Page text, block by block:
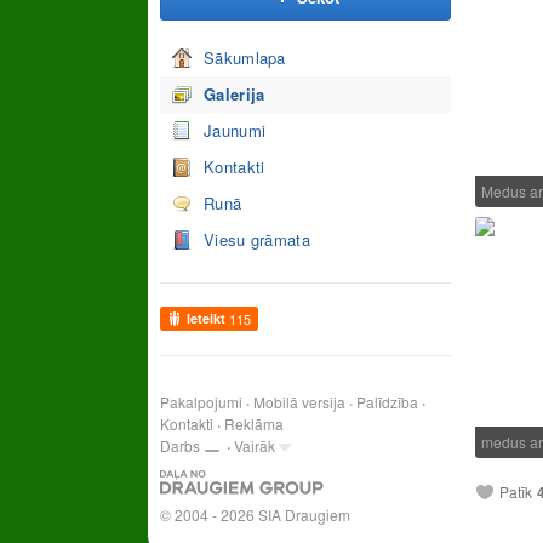
Sākumlapa
Galerija
Jaunumi
Kontakti
Runā
Viesu grāmata
Ieteikt 115
Pakalpojumi Mobilā versija
Palīdzība
Kontakti
Reklāma
Darbs
Vairāk
© 2004 - 2026 SIA Draugiem
Medus
medus
Patīk